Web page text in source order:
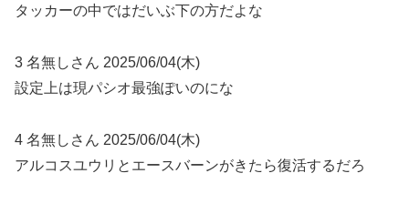
タッカーの中ではだいぶ下の方だよな
3 名無しさん 2025/06/04(木)
設定上は現パシオ最強ぽいのにな
4 名無しさん 2025/06/04(木)
アルコスユウリとエースバーンがきたら復活するだろ